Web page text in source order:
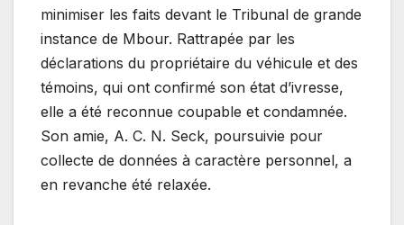
minimiser les faits devant le Tribunal de grande
instance de Mbour. Rattrapée par les
déclarations du propriétaire du véhicule et des
témoins, qui ont confirmé son état d’ivresse,
elle a été reconnue coupable et condamnée.
Son amie, A. C. N. Seck, poursuivie pour
collecte de données à caractère personnel, a
en revanche été relaxée.